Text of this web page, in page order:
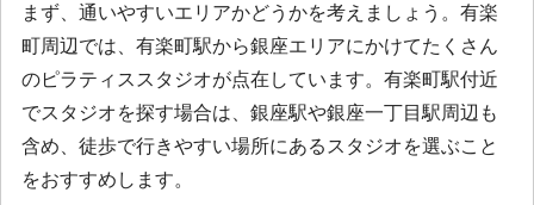
まず、通いやすいエリアかどうかを考えましょう。有楽
町周辺では、有楽町駅から銀座エリアにかけてたくさん
のピラティススタジオが点在しています。有楽町駅付近
でスタジオを探す場合は、銀座駅や銀座一丁目駅周辺も
含め、徒歩で行きやすい場所にあるスタジオを選ぶこと
をおすすめします。